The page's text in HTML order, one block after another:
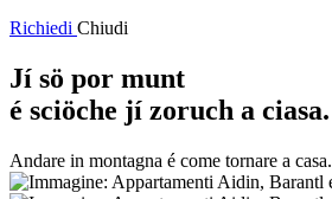
Richiedi Chiudi
Jí sö por munt
é sciöche jí zoruch a ciasa.
Andare in montagna é come tornare a casa.